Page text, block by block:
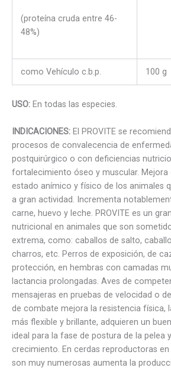
(proteína cruda entre 46-
48%)
como Vehículo c.b.p. 100 g
USO: En todas las especies.
INDICACIONES: El PROVITE se
procesos de convalecencia de
postquirúrgico o con deficiencias
fortalecimiento óseo y muscular. Mejora
estado anímico y físico de los animales
a gran actividad. Incrementa
carne, huevo y leche. PROVITE es un
nutricional en animales que son
extrema, como: caballos de salto,
charros, etc. Perros de exposición, de
protección, en hembras con camadas
lactancia prolongadas. Aves de
mensajeras en pruebas de velocidad o
de combate mejora la resistencia física,
más flexible y brillante, adquieren un
ideal para la fase de postura de la pelea
crecimiento. En cerdas reproductoras
son muy numerosas aumenta la